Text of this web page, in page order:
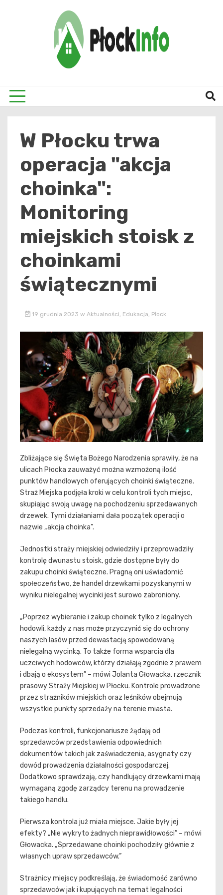
W Płocku trwa
operacja "akcja
choinka":
Monitoring
miejskich stoisk z
choinkami
świątecznymi
19 grudnia 2023 w Aktualności Edukacja Płock
Zbliżające się Święta Bożego Narodzenia sprawiły, że na
ulicach Płocka zauważyć można wzmożoną ilość
punktów handlowych oferujących choinki świąteczne.
Straż Miejska podjęła kroki w celu kontroli tych miejsc,
skupiając swoją uwagę na pochodzeniu sprzedawanych
drzewek. Tymi działaniami dała początek operacji o
nazwie „akcja choinka”.
Jednostki straży miejskiej odwiedziły i przeprowadziły
kontrolę dwunastu stoisk, gdzie dostępne były do
zakupu choinki świąteczne. Pragną oni uświadomić
społeczeństwo, że handel drzewkami pozyskanymi w
wyniku nielegalnej wycinki jest surowo zabroniony.
„Poprzez wybieranie i zakup choinek tylko z legalnych
hodowli, każdy z nas może przyczynić się do ochrony
naszych lasów przed dewastacją spowodowaną
nielegalną wycinką. To także forma wsparcia dla
uczciwych hodowców, którzy działają zgodnie z prawem
i dbają o ekosystem” – mówi Jolanta Głowacka, rzecznik
prasowy Straży Miejskiej w Płocku. Kontrole prowadzone
przez strażników miejskich oraz leśników obejmują
wszystkie punkty sprzedaży na terenie miasta.
Podczas kontroli, funkcjonariusze żądają od
sprzedawców przedstawienia odpowiednich
dokumentów takich jak zaświadczenia, asygnaty czy
dowód prowadzenia działalności gospodarczej.
Dodatkowo sprawdzają, czy handlujący drzewkami mają
wymaganą zgodę zarządcy terenu na prowadzenie
takiego handlu.
Pierwsza kontrola już miała miejsce. Jakie były jej
efekty? „Nie wykryto żadnych nieprawidłowości” – mówi
Głowacka. „Sprzedawane choinki pochodziły głównie z
własnych upraw sprzedawców.”
Strażnicy miejscy podkreślają, że świadomość zarówno
sprzedawców jak i kupujących na temat legalności